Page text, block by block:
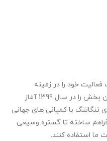
خود را در زمینه
محصولات هیدرولیک و خدمات در این بخش را در سال 1399 آغاز
با کمپانی های جهانی
ساخته تا گستره وسیعی
ما استفاده کنند.